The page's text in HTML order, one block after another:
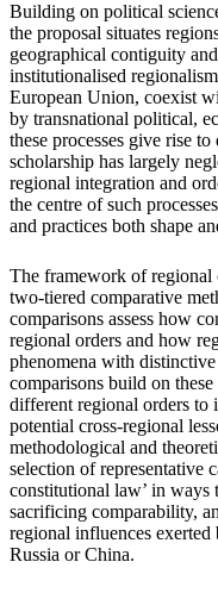
Building on political
the proposal situates
geographical contiguity
institutionalised
European Union, coexist
by transnational political,
these processes give rise
scholarship has largely
regional integration and
the centre of such
and practices both shape
The framework of regional
two-tiered comparative
comparisons assess how
regional orders and how
phenomena with
comparisons build on
different regional orders to
potential cross-regional
methodological and
selection of representative
constitutional law’ in
sacrificing comparability,
regional influences exerted
Russia or China.